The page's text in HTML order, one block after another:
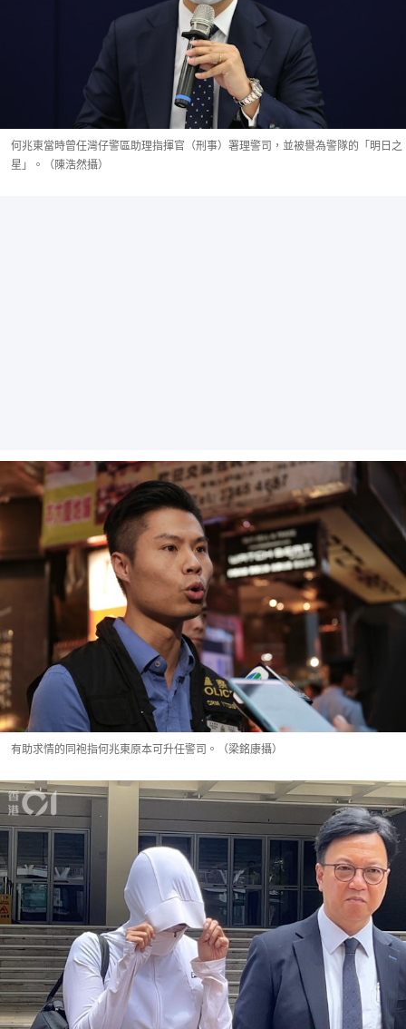
何兆東當時曾任灣仔警區助理指揮官（刑事）署理警司，並被譽為警隊的「明日之
星」。（陳浩然攝）
有助求情的同袍指何兆東原本可升任警司。（梁銘康攝）